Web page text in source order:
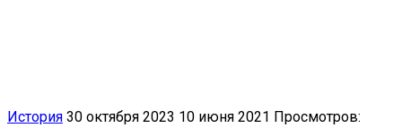
История 30 октября 2023 10 июня 2021 Просмотров: